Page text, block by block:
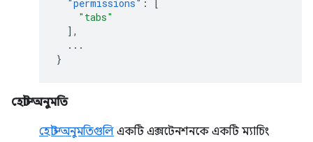
"permissions" :
[
"tabs"
],
...
}
হোস্ট অনুমতি
হোস্ট অনুমতিগুলি একটি এক্সটেনশনকে একটি ম্যাচিং